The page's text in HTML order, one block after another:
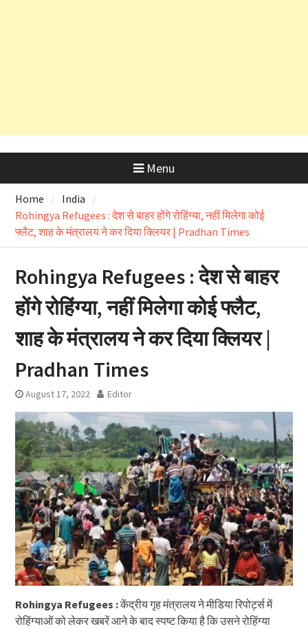
Menu
Home
India
Rohingya Refugees : देश से बाहर होंगे रोहिंग्या, नहीं मिलेगा कोई
फ्लैट, शाह के मंत्रालय ने कर दिया क्लियर | Pradhan Times
Rohingya Refugees : देश से बाहर
होंगे रोहिंग्या, नहीं मिलेगा कोई फ्लैट,
शाह के मंत्रालय ने कर दिया क्लियर |
Pradhan Times
August 17, 2022 Editor
Rohingya Refugees :केंद्रीय गृह मंत्रालय ने मीडिया रिपोर्ट्स में
रोहिंग्याओं को लेकर खबरें आने के बाद स्पष्ट किया है कि उसने रोहिंग्या